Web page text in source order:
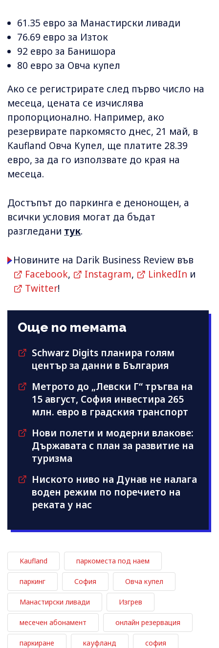
61.35 евро за Манастирски ливади
76.69 евро за Изток
92 евро за Банишора
80 евро за Овча купел
Ако се регистрирате след първо число на
месеца, цената се изчислява
пропорционално. Например, ако
резервирате паркомясто днес, 21 май, в
Kaufland Овча Купел, ще платите 28.39
евро, за да го използвате до края на
месеца.
Достъпът до паркинга е денонощен, а
всички условия могат да бъдат
разгледани тук.
Новините на Darik Business Review във
Facebook, Instagram, LinkedIn и
Twitter!
Още по темата
Schwarz Digits планира голям
център за данни в България
Метрото до „Левски Г“ тръгва на
15 август, София инвестира 265
млн. евро в градския транспорт
Нови полети и модерни влакове:
Държавата с план за развитие на
туризма
Ниското ниво на Дунав не налага
воден режим по поречието на
реката у нас
Kaufland паркоместа под наем
паркинг София Овча купел
Манастирски ливади Изгрев
месечен абонамент онлайн резервация
паркиране кауфланд софия